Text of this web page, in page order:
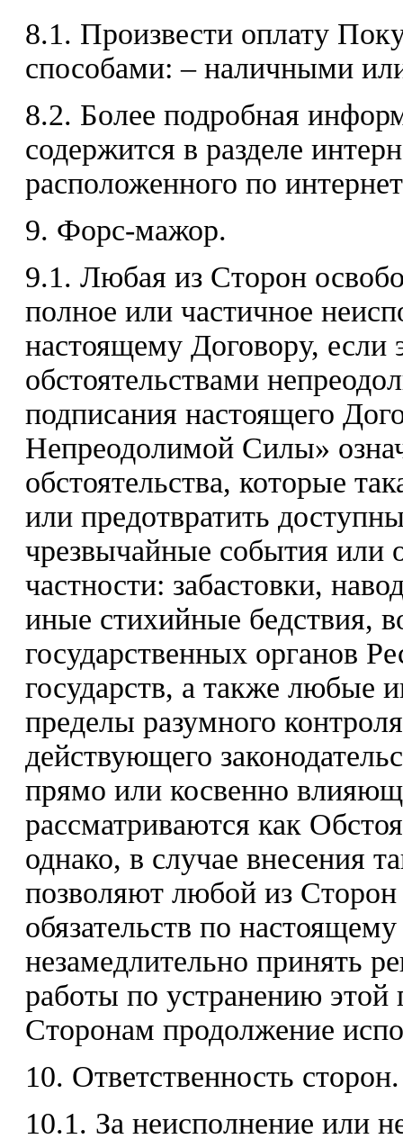
8.1. Произвести оплату
способами: – наличными
8.2. Более подробная
содержится в разделе
расположенного по
9. Форс-мажор.
9.1. Любая из Сторон
полное или частичное
настоящему Договору, если
обстоятельствами
подписания настоящего
Непреодолимой Силы»
обстоятельства, которые
или предотвратить
чрезвычайные события или
частности: забастовки,
иные стихийные бедствия,
государственных органов
государств, а также любые
пределы разумного
действующего
прямо или косвенно
рассматриваются как
однако, в случае внесения
позволяют любой из Сторон
обязательств по
незамедлительно принять
работы по устранению
Сторонам продолжение
10. Ответственность сторон.
10.1. За неисполнение или